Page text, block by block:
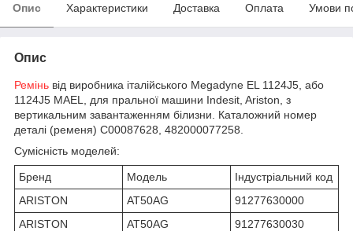
Опис Характеристики Доставка Оплата Умови
Опис
Ремінь від виробника італійського Megadyne EL 1124J5, або
1124J5 MAEL, для пральної машини Indesit, Ariston, з
вертикальним завантаженням білизни. Каталожний номер
деталі (ременя) C00087628, 482000077258.
Сумісність моделей:
Бренд Модель
Індустріальний код
ARISTON
AT50AG
91277630000
ARISTON
AT50AG
91277630030